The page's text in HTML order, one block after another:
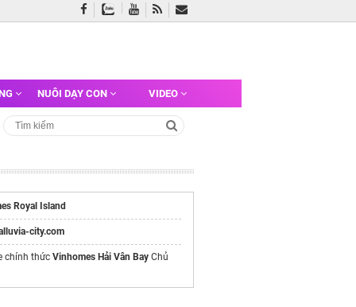
NUÔI DẠY CON VIDEO
Royal Island
city.com
chính thức Vinhomes Hải Vân Bay Chủ